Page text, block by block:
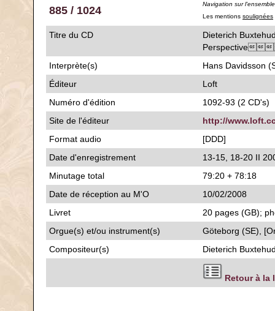
885 / 1024
Navigation sur
Les mentions soulignées
Titre du CD
Dieterich
Interprète(s)
Hans Davidsson
Éditeur
Loft
Numéro d'édition
1092-93 (2 CD's)
Site de l'éditeur
http://
Format audio
[DDD]
Date d'enregistrement
13-15, 18-20 II
Minutage total
79:20 + 78:18
Date de réception au M'O
10/02/2008
Livret
20 pages (GB);
Orgue(s) et/ou instrument(s)
Göteborg (SE),
Compositeur(s)
Dieterich
Retour à la